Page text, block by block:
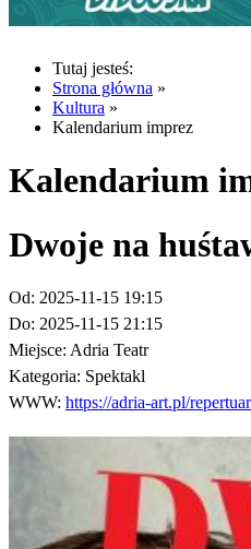
Tutaj jesteś:
Strona główna »
Kultura »
Kalendarium imprez
Kalendarium
Dwoje na
Od: 2025-11-15 19:15
Do: 2025-11-15 21:15
Miejsce: Adria Teatr
Kategoria: Spektakl
WWW: https://adria-art.pl/